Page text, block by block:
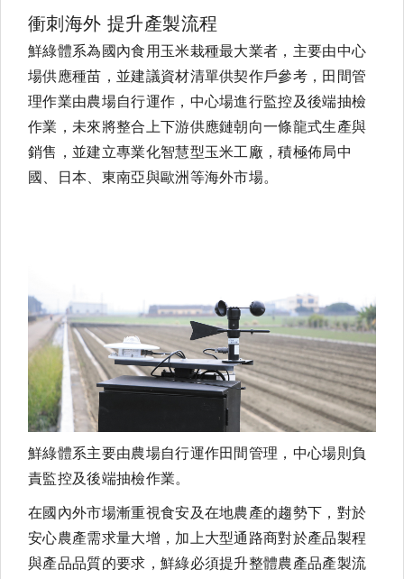
衝刺海外 提升產製流程
鮮綠體系為國內食用玉米栽種最大業者，主要由中心
場供應種苗，並建議資材清單供契作戶參考，田間管
理作業由農場自行運作，中心場進行監控及後端抽檢
作業，未來將整合上下游供應鏈朝向一條龍式生產與
銷售，並建立專業化智慧型玉米工廠，積極佈局中
國、日本、東南亞與歐洲等海外市場。
鮮綠體系主要由農場自行運作田間管理，中心場則負
責監控及後端抽檢作業。
在國內外市場漸重視食安及在地農產的趨勢下，對於
安心農產需求量大增，加上大型通路商對於產品製程
與產品品質的要求，鮮綠必須提升整體農產品產製流